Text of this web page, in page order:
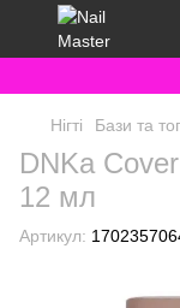
Нігті Бази та
DNKa
12 мл
Артикул: